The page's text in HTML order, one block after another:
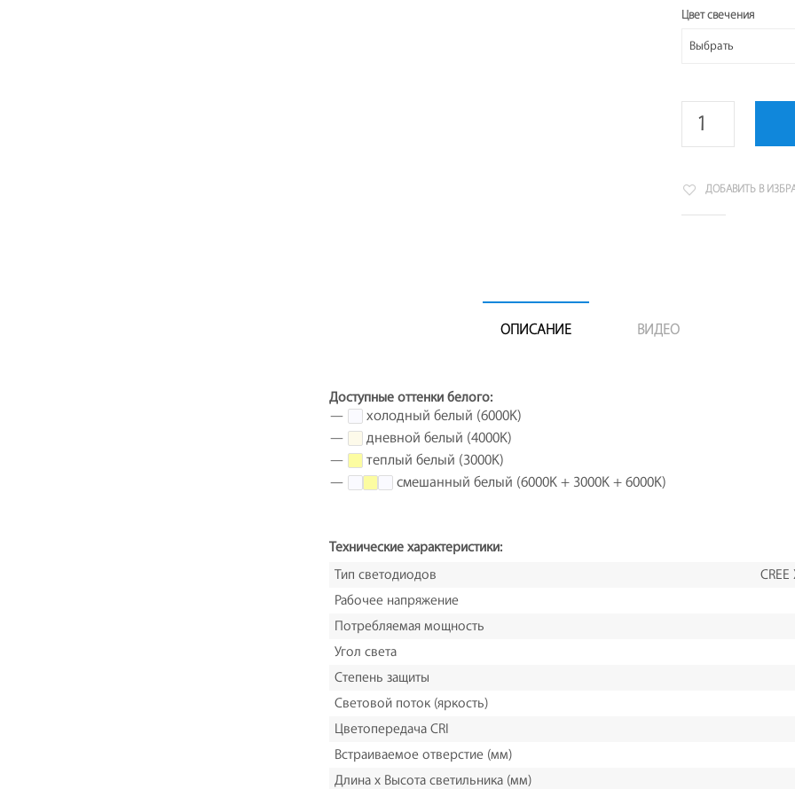
Цвет свечения
ДОБАВИТЬ В
ОПИСАНИЕ ВИДЕО
Доступные оттенки белого:
—
холодный белый (6000K)
—
дневной белый (4000K)
—
теплый белый (3000K)
—
смешанный белый (6000K + 3000K + 6000K)
Технические характеристики:
Тип светодиодов
Рабочее напряжение
Потребляемая мощность
Угол света
Степень защиты
Световой поток (яркость)
Цветопередача CRI
Встраиваемое отверстие (мм)
Длина x Высота светильника (мм)